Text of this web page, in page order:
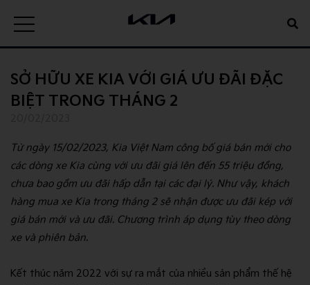
SỞ HỮU XE KIA VỚI GIÁ ƯU ĐÃI ĐẶC
BIỆT TRONG THÁNG 2
Từ ngày 15/02/2023, Kia Việt Nam công bố giá bán mới cho
các dòng xe Kia cùng với ưu đãi giá lên đến 55 triệu đồng,
chưa bao gồm ưu đãi hấp dẫn tại các đại lý. Như vậy, khách
hàng mua xe Kia trong tháng 2 sẽ nhận được ưu đãi kép với
giá bán mới và ưu đãi. Chương trình áp dụng tùy theo dòng
xe và phiên bản.
Kết thúc năm 2022 với sự ra mắt của nhiều sản phẩm thế hệ